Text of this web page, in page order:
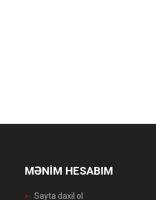
MƏNİM HESABIM
Sayta daxil ol